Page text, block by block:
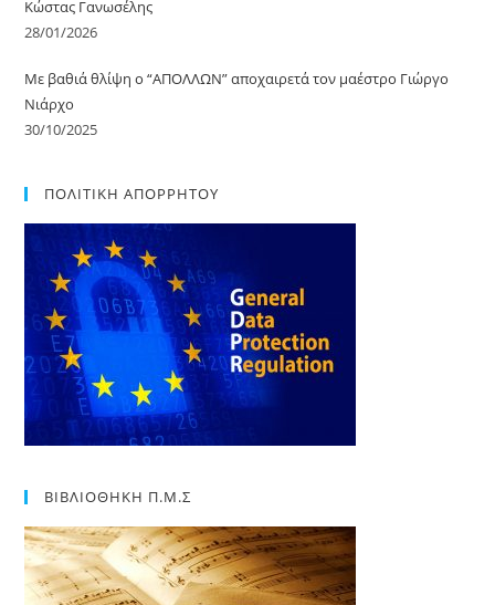
Κώστας Γανωσέλης
28/01/2026
Με βαθιά θλίψη o “ΑΠΟΛΛΩΝ” αποχαιρετά τον μαέστρο Γιώργο
Νιάρχο
30/10/2025
ΠΟΛΙΤΙΚΗ ΑΠΟΡΡΗΤΟΥ
ΒΙΒΛΙΟΘΗΚΗ Π.Μ.Σ